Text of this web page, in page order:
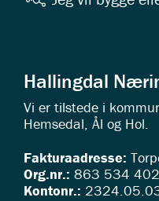
Hallingdal
Vi er tilstede i
Hemsedal, Ål og Hol.
Fakturaadresse:
Org.nr.: 863 534 402
Kontonr.: